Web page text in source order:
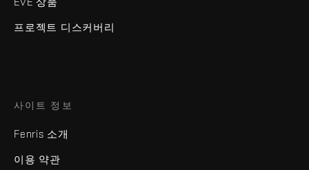
프로젝트 디스커버리
사이트 정보
Fenris 소개
이용 약관